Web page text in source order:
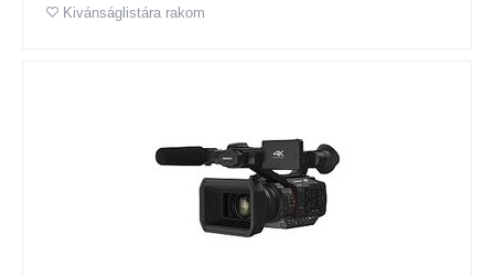
Kivánságlistára rakom